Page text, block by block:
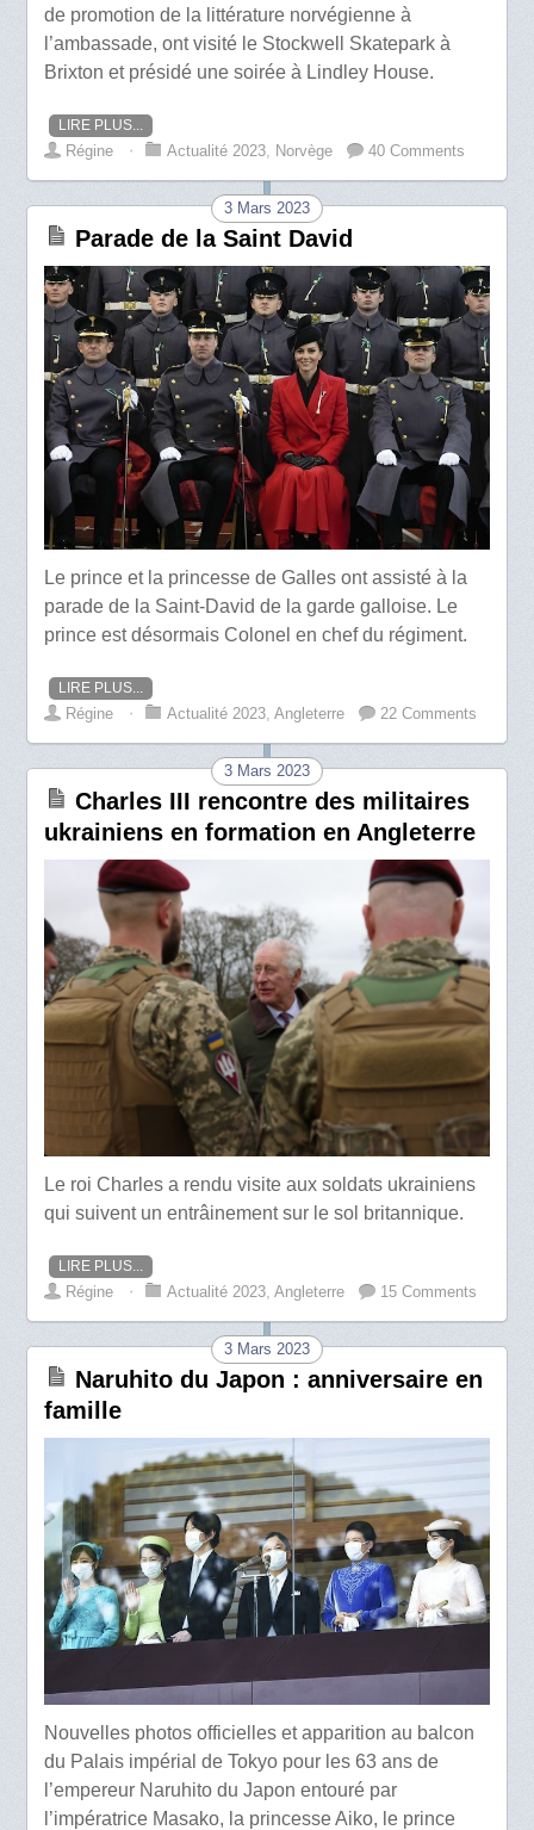
de promotion de la littérature norvégienne à
l’ambassade, ont visité le Stockwell Skatepark à
Brixton et présidé une soirée à Lindley House.
LIRE PLUS...
Régine ⋅ Actualité 2023, Norvège 40 Comments
3 Mars 2023
Parade de la Saint David
Le prince et la princesse de Galles ont assisté à la
parade de la Saint-David de la garde galloise. Le
prince est désormais Colonel en chef du régiment.
LIRE PLUS...
Régine ⋅ Actualité 2023,Angleterre 22 Comments
3 Mars 2023
Charles III rencontre des militaires
ukrainiens en formation en Angleterre
Le roi Charles a rendu visite aux soldats ukrainiens
qui suivent un entrâinement sur le sol britannique.
LIRE PLUS...
Régine ⋅ Actualité 2023,Angleterre 15 Comments
3 Mars 2023
Naruhito du Japon : anniversaire en
famille
Nouvelles photos officielles et apparition au balcon
du Palais impérial de Tokyo pour les 63 ans de
l’empereur Naruhito du Japon entouré par
l’impératrice Masako, la princesse Aiko, le prince